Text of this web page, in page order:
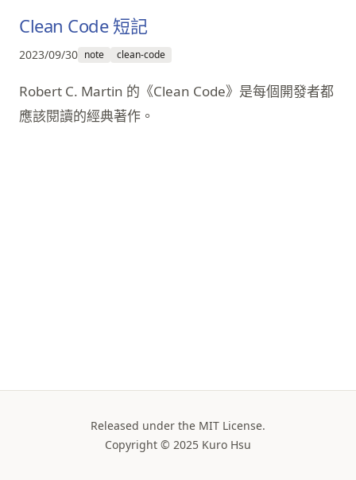
Clean Code 短記
2023/09/30 note clean-code
Robert C. Martin 的《Clean Code》是每個開發者都
應該閱讀的經典著作。
Released under the MIT License.
Copyright © 2025 Kuro Hsu